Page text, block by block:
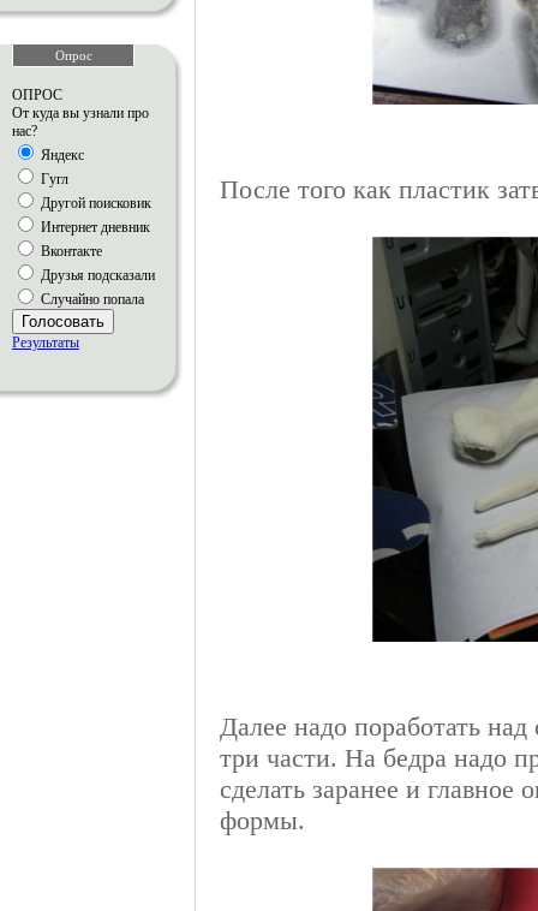
Опрос
ОПРОС
От куда вы узнали про
нас?
Яндекс
Гугл
Другой поисковик
Интернет дневник
Вконтакте
Друзья подсказали
Случайно попала
Голосовать
Результаты
После того как пластик
Далее надо поработать
три части. На бедра надо
сделать заранее и
формы.